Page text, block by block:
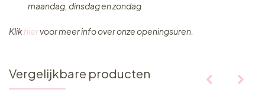
maandag, dinsdag en zondag
Klikhiervoor meer info over onze openingsuren.
Vergelijkbare producten